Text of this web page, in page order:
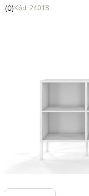
Průměrné
(0) 24018